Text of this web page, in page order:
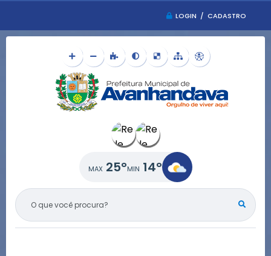
LOGIN / CADASTRO
O QUE VOCÊ PROCURA?
25° 14°